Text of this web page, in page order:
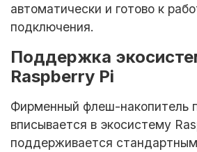
автоматически и готово к
подключения.
Поддержка
Raspberry Pi
Фирменный флеш-накопитель
вписывается в экосистему
поддерживается